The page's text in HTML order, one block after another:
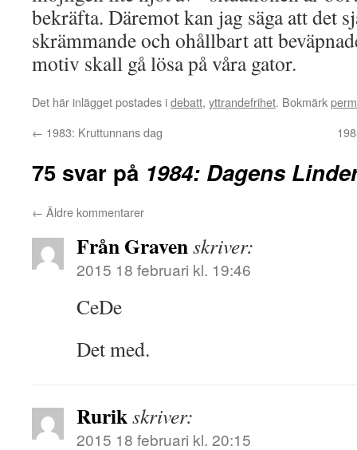
bekräfta. Däremot kan jag säga att det
skrämmande och ohållbart att
motiv skall gå lösa på våra gator.
Det här inlägget postades idebatt, yttrandefrihet. Bokmärk
← 1983: Kruttunnans dag
75 svar på 1984: Dagens
← Äldre kommentarer
Från Gravenskriver:
2015 18 februari kl. 19:46
CeDe
Det med.
Rurikskriver:
2015 18 februari kl. 20:15